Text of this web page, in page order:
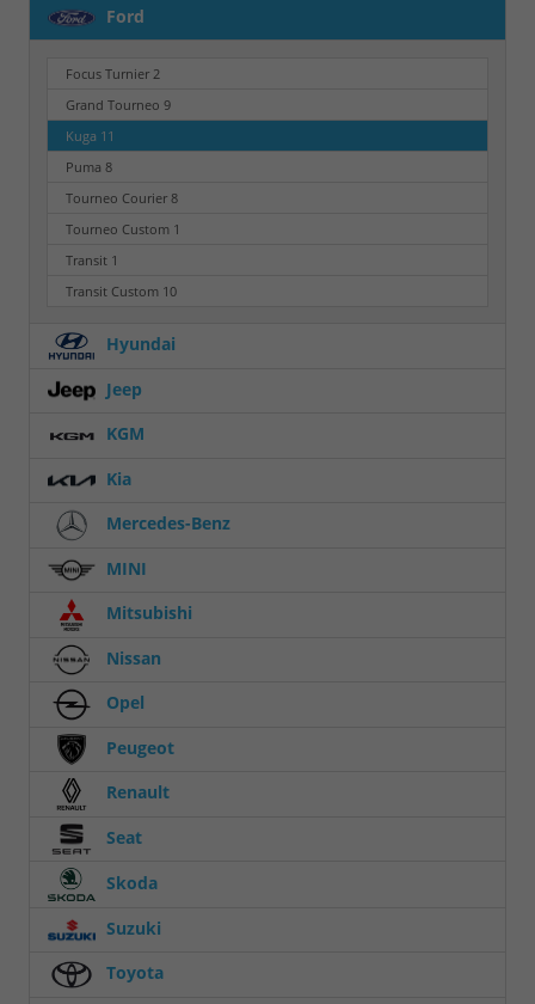
Ford
Focus Turnier 2
Grand Tourneo 9
Kuga 11
Puma 8
Tourneo Courier 8
Tourneo Custom 1
Transit 1
Transit Custom 10
Hyundai
Jeep
KGM
Kia
Mercedes-Benz
MINI
Mitsubishi
Nissan
Opel
Peugeot
Renault
Seat
Skoda
Suzuki
Toyota